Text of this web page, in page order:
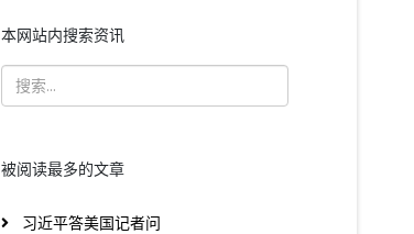
本网站内搜索资讯
被阅读最多的文章
习近平答美国记者问